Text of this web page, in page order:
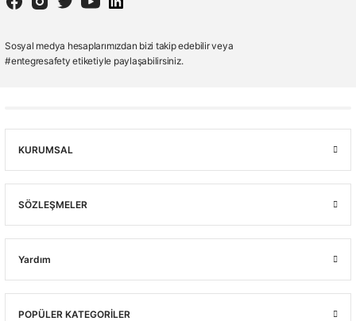
Sosyal medya hesaplarımızdan bizi takip edebilir veya
#entegresafety etiketiyle paylaşabilirsiniz.
KURUMSAL
SÖZLEŞMELER
Yardım
POPÜLER KATEGORİLER